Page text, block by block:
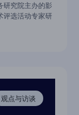
研究院主办的影
评选活动专家研
观点与访谈